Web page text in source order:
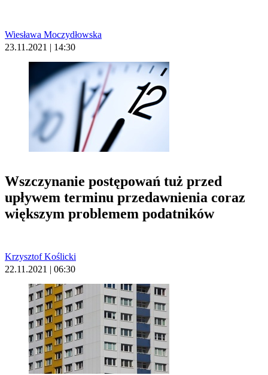
Wiesława Moczydłowska
23.11.2021 | 14:30
Wszczynanie postępowań tuż przed
upływem terminu przedawnienia coraz
większym problemem podatników
Krzysztof Koślicki
22.11.2021 | 06:30